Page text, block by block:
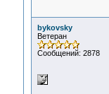
bykovsky
Ветеран
Сообщений: 2878